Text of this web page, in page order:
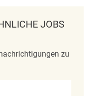
JOBS
zu